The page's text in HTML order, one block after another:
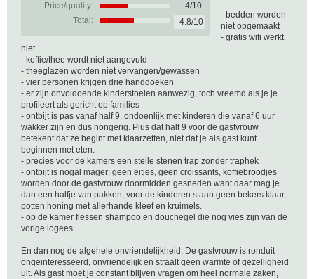
Price/quality:
4/10
Total:
4.8/10
- bedden worden
niet opgemaakt
- gratis wifi werkt
niet
- koffie/thee wordt niet aangevuld
- theeglazen worden niet vervangen/gewassen
- vier personen krijgen drie handdoeken
- er zijn onvoldoende kinderstoelen aanwezig, toch vreemd als je je
profileert als gericht op families
- ontbijt is pas vanaf half 9, ondoenlijk met kinderen die vanaf 6 uur
wakker zijn en dus hongerig. Plus dat half 9 voor de gastvrouw
betekent dat ze begint met klaarzetten, niet dat je als gast kunt
beginnen met eten.
- precies voor de kamers een steile stenen trap zonder traphek
- ontbijt is nogal mager: geen eitjes, geen croissants, koffiebroodjes
worden door de gastvrouw doormidden gesneden want daar mag je
dan een halfje van pakken, voor de kinderen staan geen bekers klaar,
potten honing met allerhande kleef en kruimels.
- op de kamer flessen shampoo en douchegel die nog vies zijn van de
vorige logees.
En dan nog de algehele onvriendelijkheid. De gastvrouw is ronduit
ongeinteresseerd, onvriendelijk en straalt geen warmte of gezelligheid
uit. Als gast moet je constant blijven vragen om heel normale zaken,